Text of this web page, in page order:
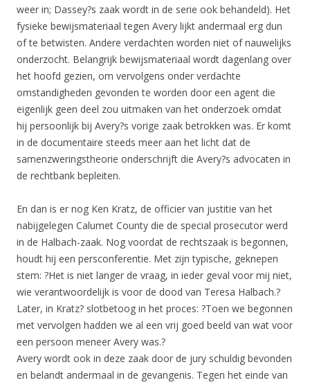
weer in; Dassey?s zaak wordt in de serie ook behandeld). Het
fysieke bewijsmateriaal tegen Avery lijkt andermaal erg dun
of te betwisten. Andere verdachten worden niet of nauwelijks
onderzocht. Belangrijk bewijsmateriaal wordt dagenlang over
het hoofd gezien, om vervolgens onder verdachte
omstandigheden gevonden te worden door een agent die
eigenlijk geen deel zou uitmaken van het onderzoek omdat
hij persoonlijk bij Avery?s vorige zaak betrokken was. Er komt
in de documentaire steeds meer aan het licht dat de
samenzweringstheorie onderschrijft die Avery?s advocaten in
de rechtbank bepleiten.
En dan is er nog Ken Kratz, de officier van justitie van het
nabijgelegen Calumet County die de special prosecutor werd
in de Halbach-zaak. Nog voordat de rechtszaak is begonnen,
houdt hij een persconferentie. Met zijn typische, geknepen
stem: ?Het is niet langer de vraag, in ieder geval voor mij niet,
wie verantwoordelijk is voor de dood van Teresa Halbach.?
Later, in Kratz? slotbetoog in het proces: ?Toen we begonnen
met vervolgen hadden we al een vrij goed beeld van wat voor
een persoon meneer Avery was.?
Avery wordt ook in deze zaak door de jury schuldig bevonden
en belandt andermaal in de gevangenis. Tegen het einde van